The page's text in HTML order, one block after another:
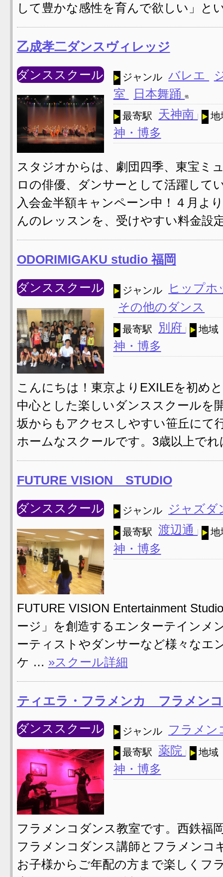
して豊かな感性を育んで欲しい」
乙成孝二ダンスヴィレッジ
ダンススクール ジャンル バレエ
室
日本舞踊他
最寄駅 天神南 地
神・博多
スタジオからは、劇団四季、東宝ミ
ロの俳優、ダンサーとして活躍して
入会金半額キャンペーン中！４月よ
んのレッスンを、受けやすい料金
ODORIMIGAKU studio 福岡
ダンススクール ジャンル
ヒップ
その他のダンス
最寄駅 別府 地域
神・博多
こんにちは！東京よりEXILEを初め
中心とした楽しいダンススクールを
坂からもアクセスしやすい笹丘にて
ホームなスクールです。3歳以上で
FUTURE VISION STUDIO
ダンススクール ジャンル ジャズ
最寄駅 渡辺通 地
神・博多
FUTURE VISION Entertainment
ージ」を創造するエンターテインメ
ーティストやダンサーなど様々なエ
ケ … »スクール詳細
ティエラ・フラメンカ フラメン
ダンススクール ジャンル フラメン
最寄駅 薬院 地域
神・博多
フラメンコダンス教室です。西鉄福
フラメンコダンス講師とフラメンコ
お子様からご年配の方まで楽しくフ